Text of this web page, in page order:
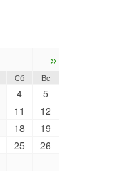
»
Сб Вс
4
5
11
12
18
19
25
26